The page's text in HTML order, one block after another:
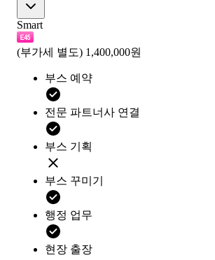
Smart
(부가세 별도) 1,400,000원
부스 예약
전문 파트너사 연결
부스 기획
부스 꾸미기
행정 업무
현장 출장